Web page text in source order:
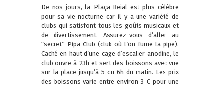
De nos jours, la Plaça Reial est plus célèbre
pour sa vie nocturne car il y a une variété de
clubs qui satisfont tous les goûts musicaux et
de divertissement. Assurez-vous d’aller au
“secret” Pipa Club (club où l’on fume la pipe).
Caché en haut d’une cage d’escalier anodine, le
club ouvre à 23h et sert des boissons avec vue
sur la place jusqu’à 5 ou 6h du matin. Les prix
des boissons varie entre environ 3 € pour une